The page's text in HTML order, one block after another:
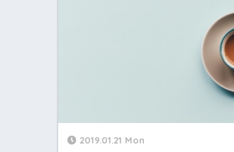
2019.01.21 Mon